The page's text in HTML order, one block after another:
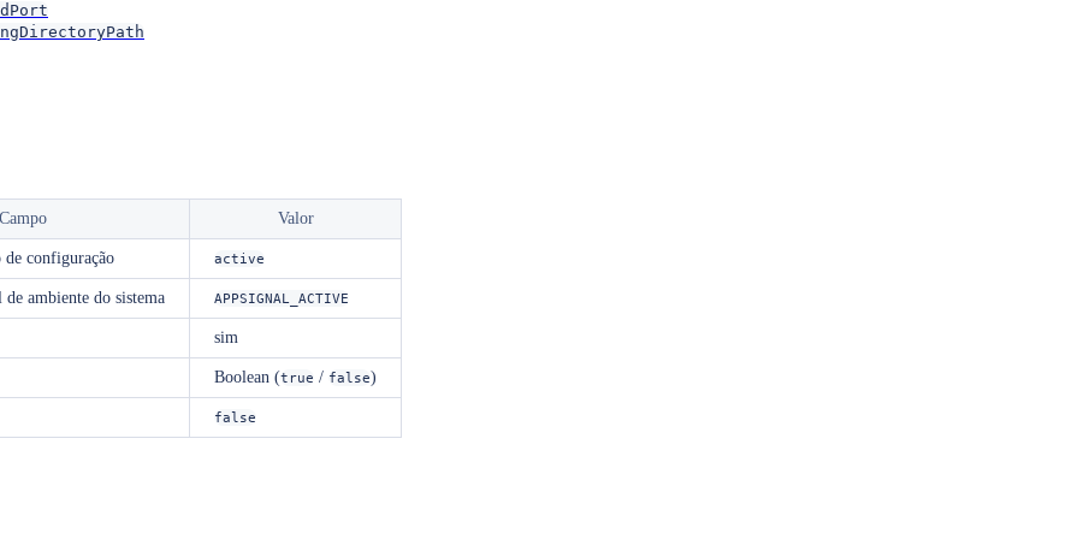
Campo Valor
de configuração active
ambiente do sistema APPSIGNAL_ACTIVE
sim
Boolean (true / false)
false